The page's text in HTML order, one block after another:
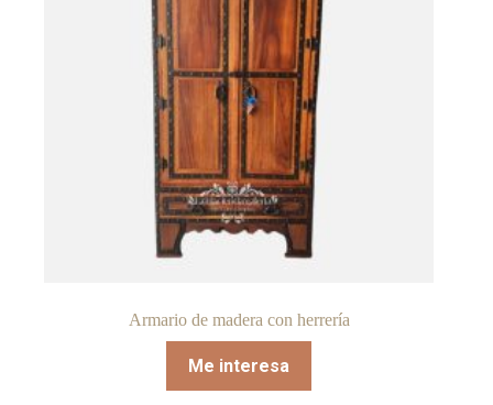
Armario de madera con herrería
Me interesa